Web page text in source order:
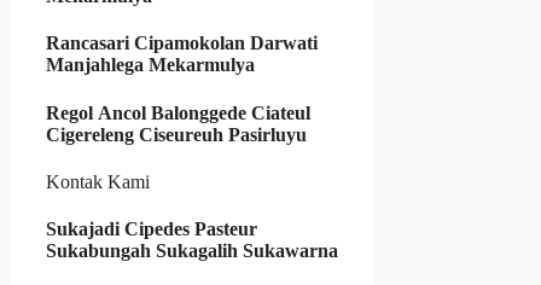
RancasariCipamokolan Darwati
Manjahlega Mekarmulya
Regol Ancol Balonggede Ciateul
Cigereleng Ciseureuh Pasirluyu
Kontak Kami
Sukajadi Cipedes Pasteur
Sukabungah Sukagalih Sukawarna